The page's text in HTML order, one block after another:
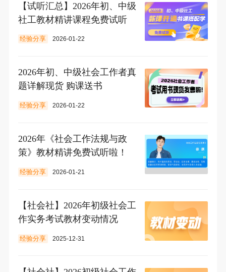
【试听汇总】2026年初、中级
社工教材精讲课程免费试听
经验分享 2026-01-22
2026年初、中级社会工作者真
题详解现货 购课送书
经验分享 2026-01-22
2026年《社会工作法规与政
策》教材精讲免费试听啦！
经验分享 2026-01-21
【社会社】2026年初级社会工
作实务考试教材变动情况
经验分享 2025-12-31